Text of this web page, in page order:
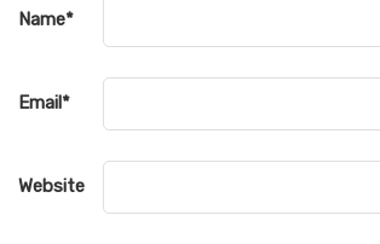
Name*
Email*
Website